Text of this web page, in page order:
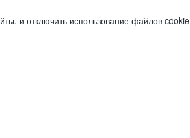
и отключить использование файлов